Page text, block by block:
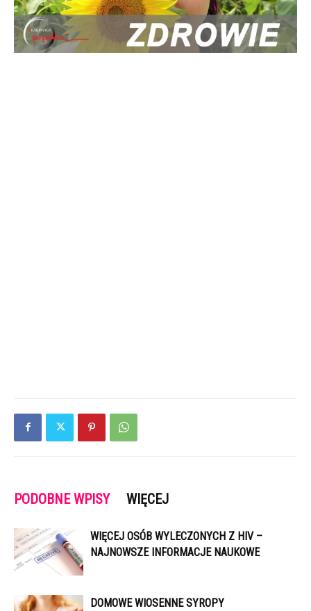
PODOBNE WPISY WIĘCEJ
WIĘCEJ OSÓB WYLECZONYCH Z HIV –
NAJNOWSZE INFORMACJE NAUKOWE
DOMOWE WIOSENNE SYROPY